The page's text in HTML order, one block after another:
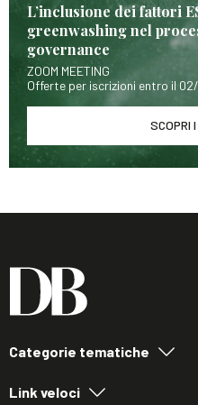
L’inclusione dei fattori
greenwashing nel
governance
ZOOM MEETING
Offerte per iscrizioni entro il
SCOPRI
Categorie tematiche
Link veloci